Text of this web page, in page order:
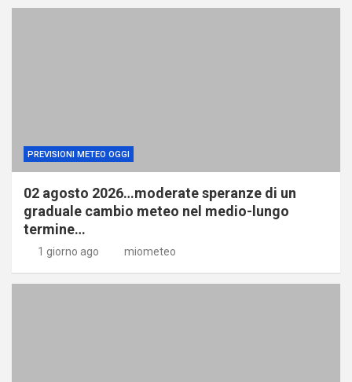
PREVISIONI METEO OGGI
02 agosto 2026…moderate speranze di un
graduale cambio meteo nel medio-lungo
termine…
1 giorno ago miometeo